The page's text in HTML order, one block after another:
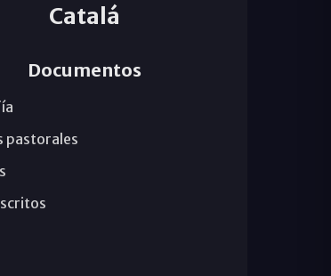
Catalá
Documentos
pastorales